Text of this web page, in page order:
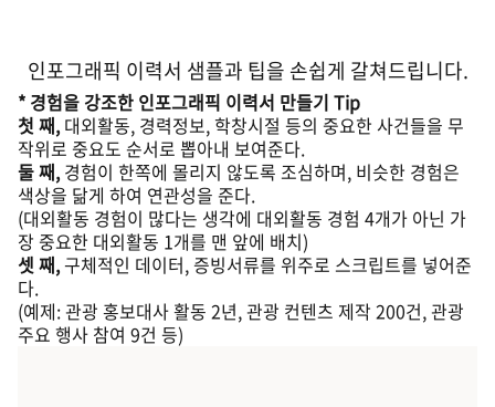
인포그래픽 이력서 샘플과 팁을 손쉽게 갈쳐드립니다.
* 경험을 강조한 인포그래픽 이력서 만들기 Tip
첫 째, 대외활동, 경력정보, 학창시절 등의 중요한 사건들을 무
작위로 중요도 순서로 뽑아내 보여준다.
둘 째, 경험이 한쪽에 몰리지 않도록 조심하며, 비슷한 경험은
색상을 닮게 하여 연관성을 준다.
(대외활동 경험이 많다는 생각에 대외활동 경험 4개가 아닌 가
장 중요한 대외활동 1개를 맨 앞에 배치)
셋 째,구체적인 데이터, 증빙서류를 위주로 스크립트를 넣어준
다.
(예제: 관광 홍보대사 활동 2년, 관광 컨텐츠 제작 200건, 관광
주요 행사 참여 9건 등)